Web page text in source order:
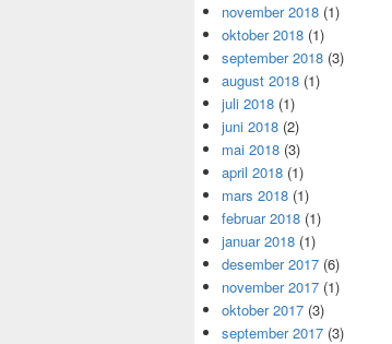
november 2018 (1)
oktober 2018 (1)
september 2018 (3)
august 2018 (1)
juli 2018 (1)
juni 2018 (2)
mai 2018 (3)
april 2018 (1)
mars 2018 (1)
februar 2018 (1)
januar 2018 (1)
desember 2017 (6)
november 2017 (1)
oktober 2017 (3)
september 2017 (3)